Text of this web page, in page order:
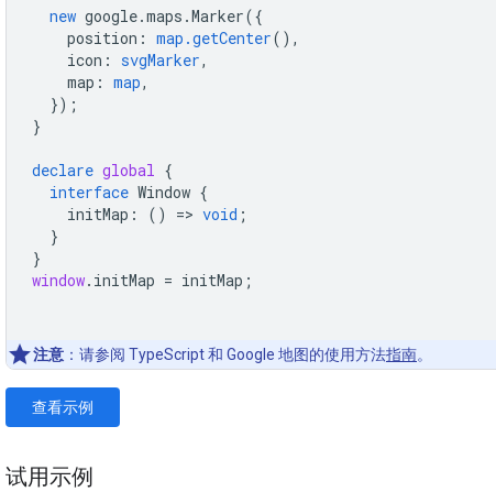
new google.maps .Marker({
position : map.getCenter(),
icon : svgMarker,
map : map,
});
}
declare global {
interface Window {
initMap : () => void ;
}
}
window. initMap = initMap ;
注意 ：请参阅 TypeScript 和 Google 地图的使用方法指南。
查看示例
试用示例